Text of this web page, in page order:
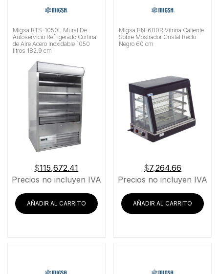
Migsa RTS-1050L Mural De
Autoservicio Refrigerado Cortina
de Aire Acero Inoxidable 1050
litros 182.9 cm
$115,672.41
Precios no incluyen IVA
AÑADIR AL CARRITO
Migsa BN-600R Vitrina Caliente
Sobre Mostrador Cristal Recto
Negro 60 cm
$7,264.66
Precios no incluyen IVA
AÑADIR AL CARRITO